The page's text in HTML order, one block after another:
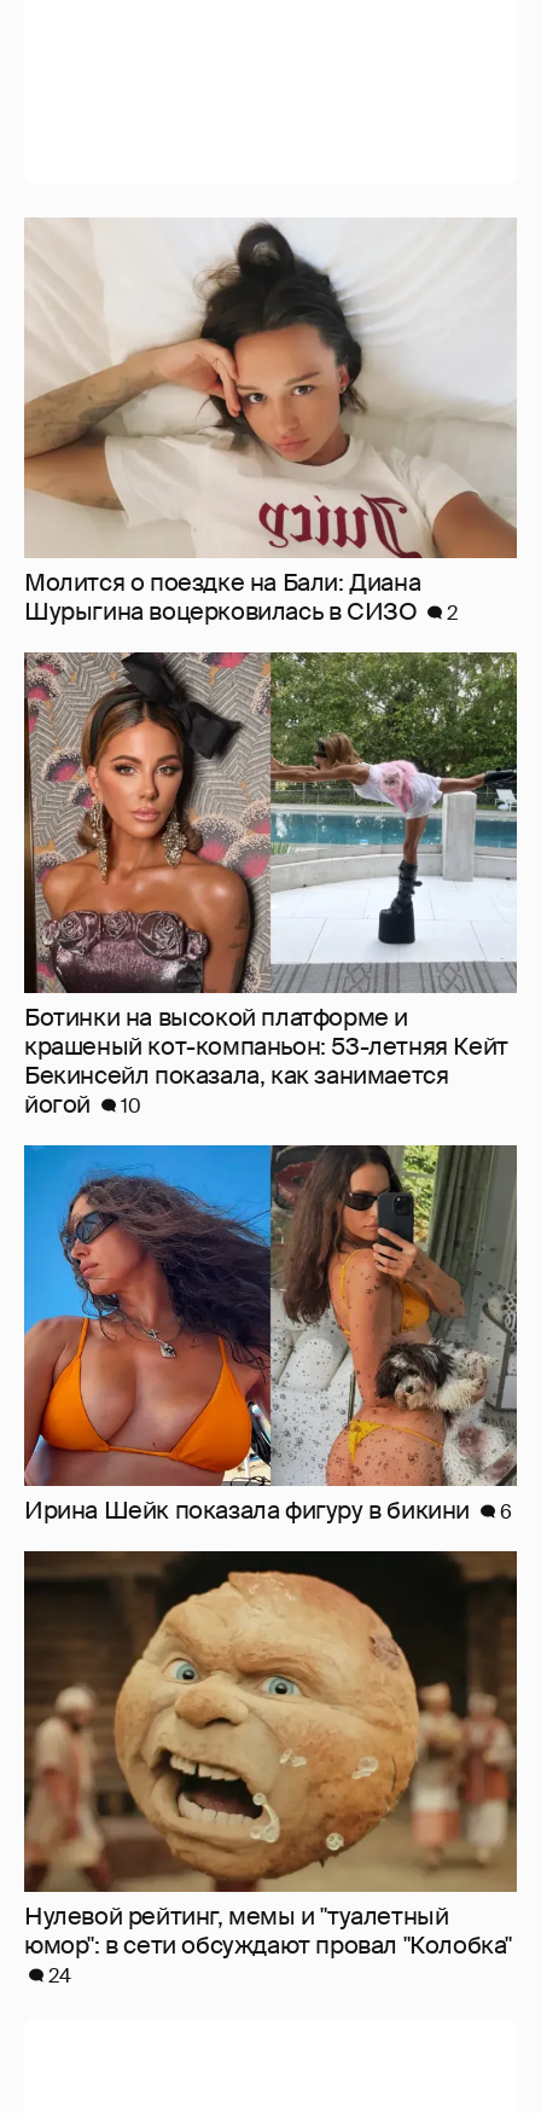
Молится о поездке на Бали: Диана
Шурыгина воцерковилась в СИЗО
Ботинки на высокой платформе и
крашеный кот-компаньон: 53-летняя Кейт
Бекинсейл показала, как занимается
йогой
10
Ирина Шейк показала фигуру в бикини
Нулевой рейтинг, мемы и "туалетный
юмор": в сети обсуждают провал "Колобка"